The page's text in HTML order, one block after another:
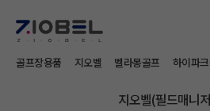
골프장용품 지오벨 벨라몽골프 하이파
지오벨(필드매니